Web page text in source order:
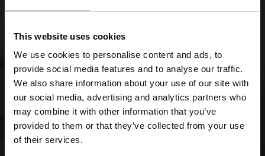
This website uses cookies
We use cookies to personalise content and ads, to
provide social media features and to analyse our traffic.
We also share information about your use of our site with
our social media, advertising and analytics partners who
may combine it with other information that you’ve
provided to them or that they’ve collected from your use
of their services.